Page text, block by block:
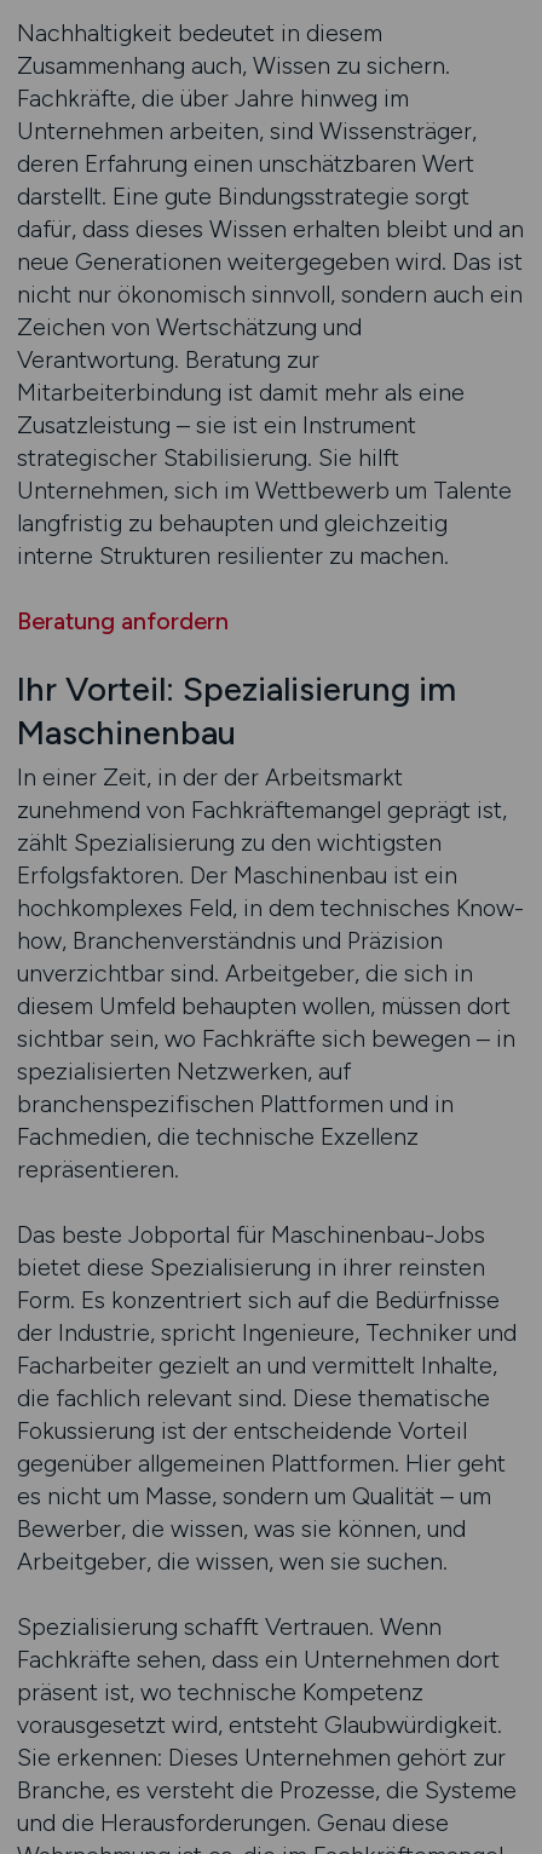
Nachhaltigkeit bedeutet in diesem
Zusammenhang auch, Wissen zu sichern.
Fachkräfte, die über Jahre hinweg im
Unternehmen arbeiten, sind Wissensträger,
deren Erfahrung einen unschätzbaren Wert
darstellt. Eine gute Bindungsstrategie sorgt
dafür, dass dieses Wissen erhalten bleibt und an
neue Generationen weitergegeben wird. Das ist
nicht nur ökonomisch sinnvoll, sondern auch ein
Zeichen von Wertschätzung und
Verantwortung. Beratung zur
Mitarbeiterbindung ist damit mehr als eine
Zusatzleistung – sie ist ein Instrument
strategischer Stabilisierung. Sie hilft
Unternehmen, sich im Wettbewerb um Talente
langfristig zu behaupten und gleichzeitig
interne Strukturen resilienter zu machen.
Beratung anfordern
Ihr Vorteil: Spezialisierung im
Maschinenbau
In einer Zeit, in der der Arbeitsmarkt
zunehmend von Fachkräftemangel geprägt ist,
zählt Spezialisierung zu den wichtigsten
Erfolgsfaktoren. Der Maschinenbau ist ein
hochkomplexes Feld, in dem technisches Know-
how, Branchenverständnis und Präzision
unverzichtbar sind. Arbeitgeber, die sich in
diesem Umfeld behaupten wollen, müssen dort
sichtbar sein, wo Fachkräfte sich bewegen – in
spezialisierten Netzwerken, auf
branchenspezifischen Plattformen und in
Fachmedien, die technische Exzellenz
repräsentieren.
Das beste Jobportal für Maschinenbau-Jobs
bietet diese Spezialisierung in ihrer reinsten
Form. Es konzentriert sich auf die Bedürfnisse
der Industrie, spricht Ingenieure, Techniker und
Facharbeiter gezielt an und vermittelt Inhalte,
die fachlich relevant sind. Diese thematische
Fokussierung ist der entscheidende Vorteil
gegenüber allgemeinen Plattformen. Hier geht
es nicht um Masse, sondern um Qualität – um
Bewerber, die wissen, was sie können, und
Arbeitgeber, die wissen, wen sie suchen.
Spezialisierung schafft Vertrauen. Wenn
Fachkräfte sehen, dass ein Unternehmen dort
präsent ist, wo technische Kompetenz
vorausgesetzt wird, entsteht Glaubwürdigkeit.
Sie erkennen: Dieses Unternehmen gehört zur
Branche, es versteht die Prozesse, die Systeme
und die Herausforderungen. Genau diese